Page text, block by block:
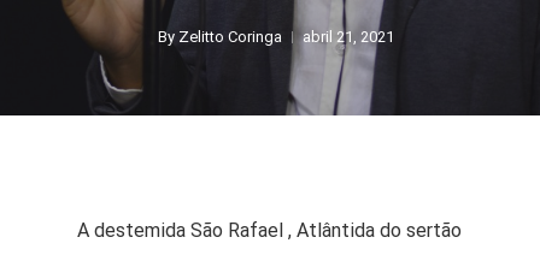
By Zelitto Coringa abril 21, 2021
A destemida São Rafael , Atlântida do sertão